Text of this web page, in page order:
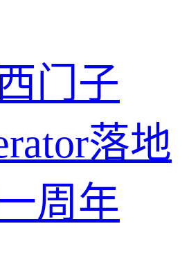
门子
落地
周年